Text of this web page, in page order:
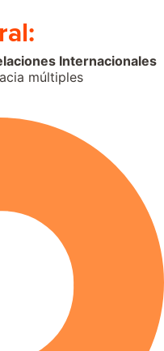
Internacionales
múltiples